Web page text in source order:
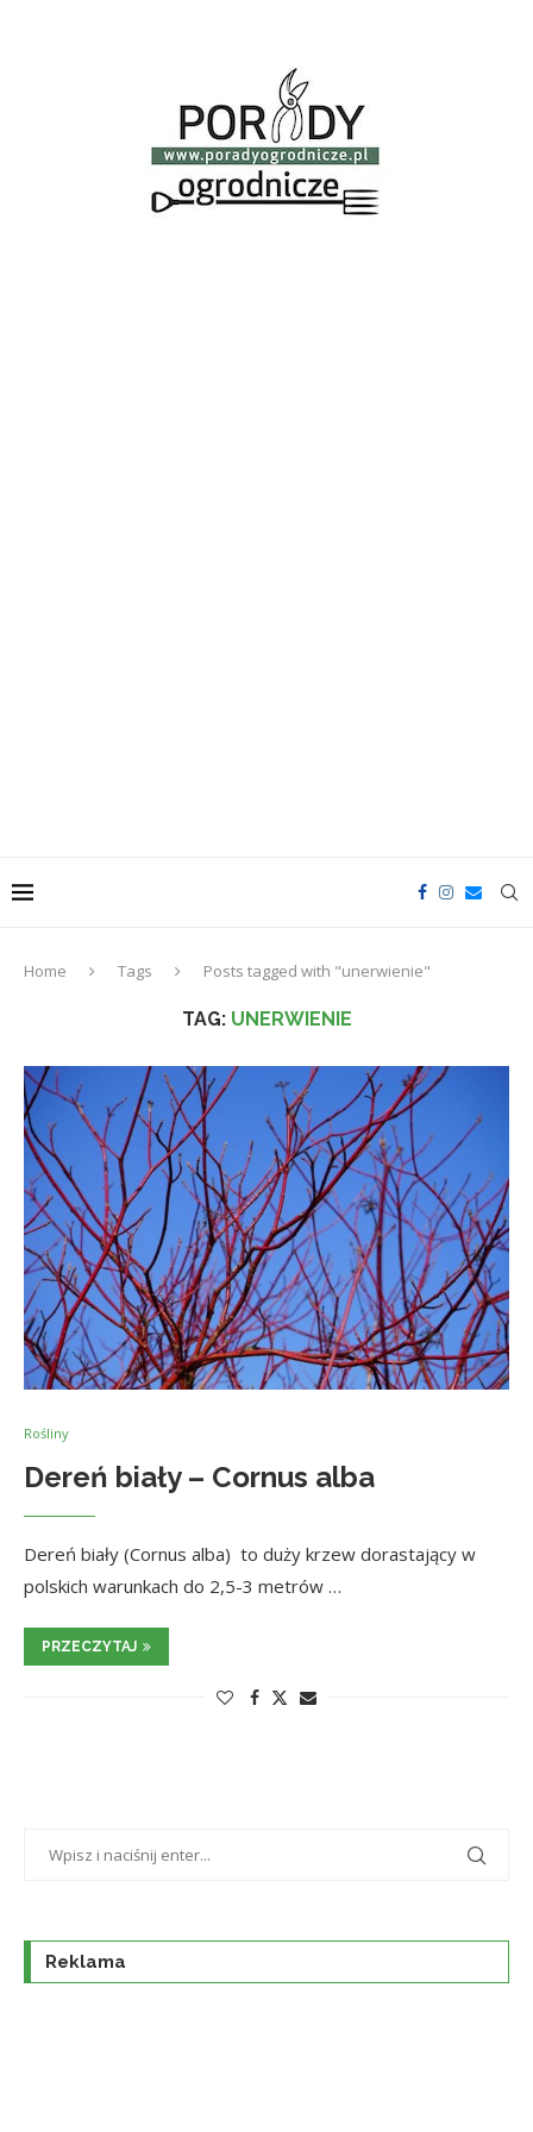
Home Tags Posts tagged with "unerwienie"
TAG: UNERWIENIE
Rośliny
Dereń biały – Cornus alba
Dereń biały (Cornus alba) to duży krzew dorastający w
polskich warunkach do 2,5-3 metrów …
PRZECZYTAJ
Reklama